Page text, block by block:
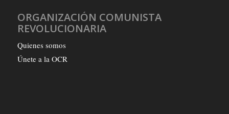
ORGANIZACIÓN COMUNISTA
REVOLUCIONARIA
Quienes somos
Únete a la OCR